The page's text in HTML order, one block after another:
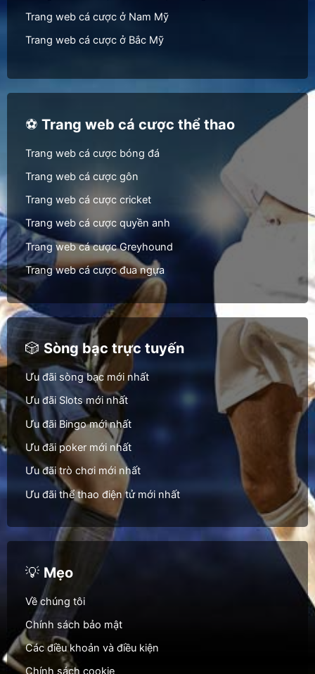
Trang web cá cược ở Nam Mỹ
Trang web cá cược ở Bắc Mỹ
⚽Trang web cá cược thể thao
Trang web cá cược bóng đá
Trang web cá cược gôn
Trang web cá cược cricket
Trang web cá cược quyền anh
Trang web cá cược Greyhound
Trang web cá cược đua ngựa
🎲Sòng bạc trực tuyến
Ưu đãi sòng bạc mới nhất
Ưu đãi Slots mới nhất
Ưu đãi Bingo mới nhất
Ưu đãi poker mới nhất
Ưu đãi trò chơi mới nhất
Ưu đãi thể thao điện tử mới nhất
💡 Mẹo
Về chúng tôi
Chính sách bảo mật
Các điều khoản và điều kiện